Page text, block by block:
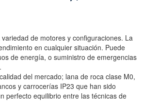
de motores y configuraciones. La
en cualquier situación. Puede
de energía, o suministro de emergencias
del mercado; lana de roca clase M0,
y carrocerías IP23 que han sido
perfecto equilibrio entre las técnicas de